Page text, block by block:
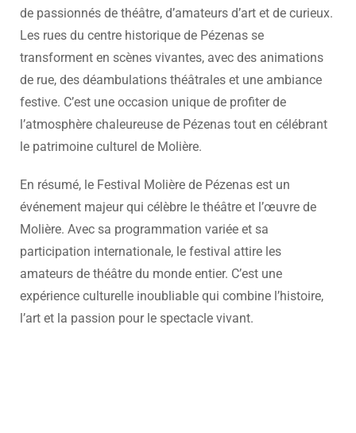
de passionnés de théâtre, d’amateurs d’art et de curieux.
Les rues du centre historique de Pézenas se
transforment en scènes vivantes, avec des animations
de rue, des déambulations théâtrales et une ambiance
festive. C’est une occasion unique de profiter de
l’atmosphère chaleureuse de Pézenas tout en célébrant
le patrimoine culturel de Molière.
En résumé, le Festival Molière de Pézenas est un
événement majeur qui célèbre le théâtre et l’œuvre de
Molière. Avec sa programmation variée et sa
participation internationale, le festival attire les
amateurs de théâtre du monde entier. C’est une
expérience culturelle inoubliable qui combine l’histoire,
l’art et la passion pour le spectacle vivant.